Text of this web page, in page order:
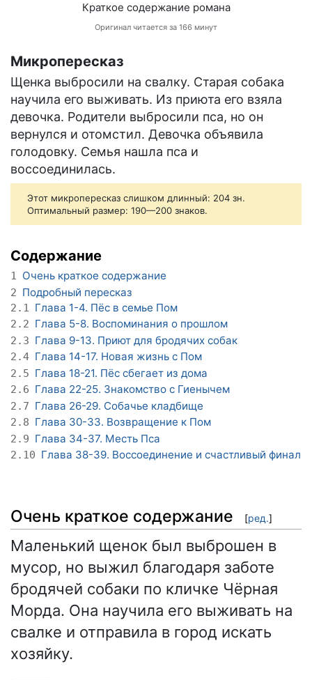
Краткое содержание романа
Оригинал читается за 166 минут
Микропересказ
Щенка выбросили на свалку. Старая собака
научила его выживать. Из приюта его взяла
девочка. Родители выбросили пса, но он
вернулся и отомстил. Девочка объявила
голодовку. Семья нашла пса и
воссоединилась.
Этот микропересказ слишком длинный: 204 зн.
Оптимальный размер: 190—200 знаков.
Содержание
1 Очень краткое содержание
2 Подробный пересказ
2.1 Глава 1-4. Пёс в семье Пом
2.2 Глава 5-8. Воспоминания о прошлом
2.3 Глава 9-13. Приют для бродячих собак
2.4 Глава 14-17. Новая жизнь с Пом
2.5 Глава 18-21. Пёс сбегает из дома
2.6 Глава 22-25. Знакомство с Гиенычем
2.7 Глава 26-29. Собачье кладбище
2.8 Глава 30-33. Возвращение к Пом
2.9 Глава 34-37. Месть Пса
2.10 Глава 38-39. Воссоединение и счастливый финал
Очень краткое содержание [ред.]
Маленький щенок был выброшен в
мусор, но выжил благодаря заботе
бродячей собаки по кличке Чёрная
Морда. Она научила его выживать на
свалке и отправила в город искать
хозяйку.